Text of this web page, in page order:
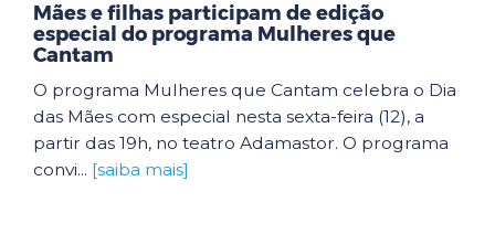
Mães e filhas participam de edição
especial do programa Mulheres que
Cantam
O programa Mulheres que Cantam celebra o Dia
das Mães com especial nesta sexta-feira (12), a
partir das 19h, no teatro Adamastor. O programa
convi... [saiba mais]